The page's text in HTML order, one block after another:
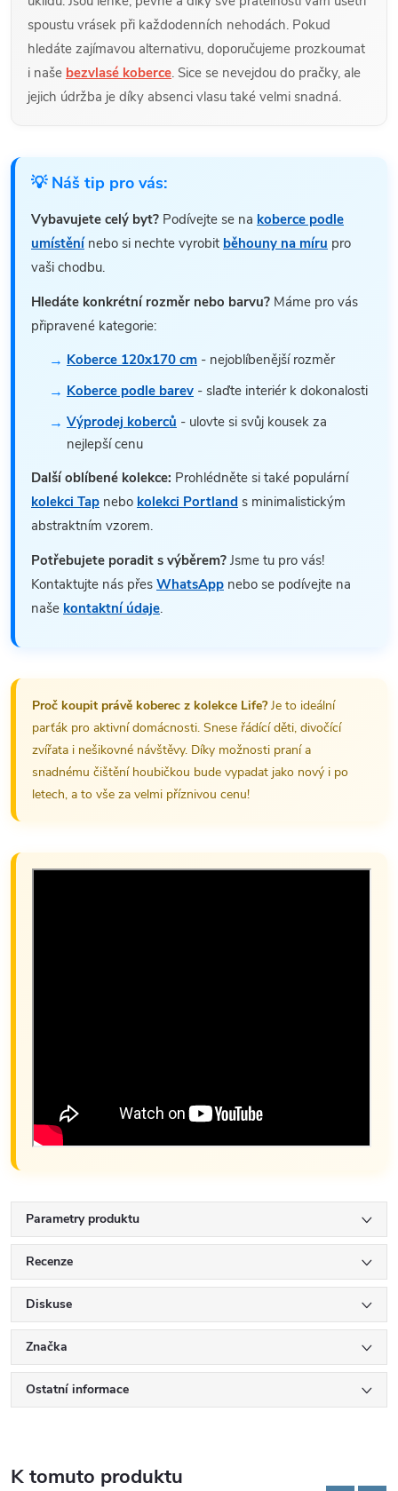
spoustu vrásek při každodenních nehodách. Pokud
hledáte zajímavou alternativu, doporučujeme prozkoumat
i naše bezvlasé koberce. Sice se nevejdou do pračky, ale
jejich údržba je díky absenci vlasu také velmi snadná.
💡 Náš tip pro vás:
Vybavujete celý byt? Podívejte se na koberce podle
umístěnínebo si nechte vyrobit běhouny na míru pro
vaši chodbu.
Hledáte konkrétní rozměr nebo barvu? Máme pro vás
připravené kategorie:
Koberce 120x170 cm - nejoblíbenější rozměr
Koberce podle barev - slaďte interiér k dokonalosti
Výprodej koberců - ulovte si svůj kousek za
nejlepší cenu
Další oblíbené kolekce: Prohlédněte si také populární
kolekci Tap nebo kolekci Portland s minimalistickým
abstraktním vzorem.
Potřebujete poradit s výběrem? Jsme tu pro vás!
Kontaktujte nás přes WhatsApp nebo se podívejte na
naše kontaktní údaje.
Proč koupit právě koberec z kolekce Life?Je to ideální
parťák pro aktivní domácnosti. Snese řádící děti, divočící
zvířata i nešikovné návštěvy. Díky možnosti praní a
snadnému čištění houbičkou bude vypadat jako nový i po
letech, a to vše za velmi příznivou cenu!
Parametry produktu
Recenze
Diskuse
Značka
Ostatní informace
K tomuto produktu